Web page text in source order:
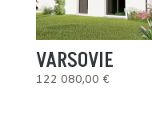
VARSOVIE
122 080,00 €